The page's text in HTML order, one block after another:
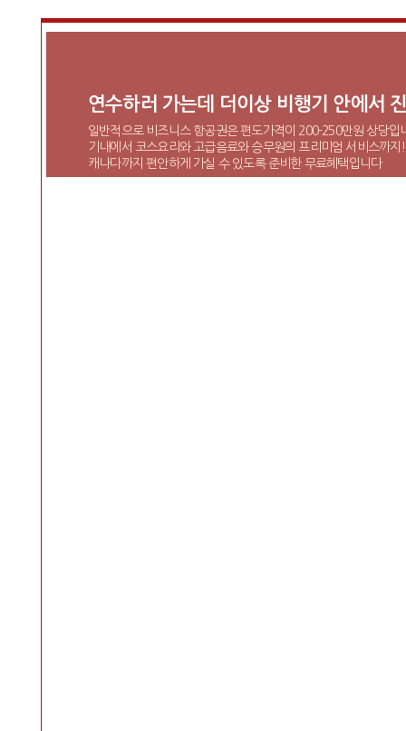
연수하러 가는데 더이상 비행기 안에서
일반적으로 비즈니스 항공권은 편도가격이 200-250만원 상당입
기내에서 코스요리와 고급음료와 승무원의 프리미엄 서비스까지
캐나다까지 편안하게 가실 수 있도록 준비한 무료혜택입니다